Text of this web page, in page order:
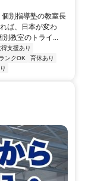
別指導塾の教室長
ば、日本が変わ
教室のトライ...
支援あり
ンクOK
育休あり